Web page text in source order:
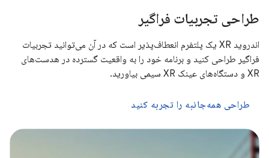
طراحی تجربیات فراگیر
اندروید XR یک پلتفرم انعطاف‌پذیر است که در آن می‌توانید تجربیات
فراگیر طراحی کنید و برنامه خود را به واقعیت گسترده در هدست‌های
XR و دستگاه‌های عینک XR سیمی بیاورید.
طراحی همه‌جانبه را تجربه کنید